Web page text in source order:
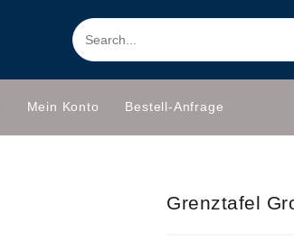
Mein Konto Bestell-Anfrage
Grenztafel